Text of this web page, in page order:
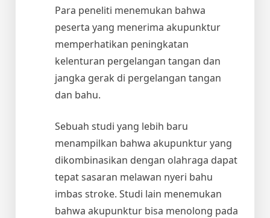
Para peneliti menemukan bahwa
peserta yang menerima akupunktur
memperhatikan peningkatan
kelenturan pergelangan tangan dan
jangka gerak di pergelangan tangan
dan bahu.
Sebuah studi yang lebih baru
menampilkan bahwa akupunktur yang
dikombinasikan dengan olahraga dapat
tepat sasaran melawan nyeri bahu
imbas stroke. Studi lain menemukan
bahwa akupunktur bisa menolong pada